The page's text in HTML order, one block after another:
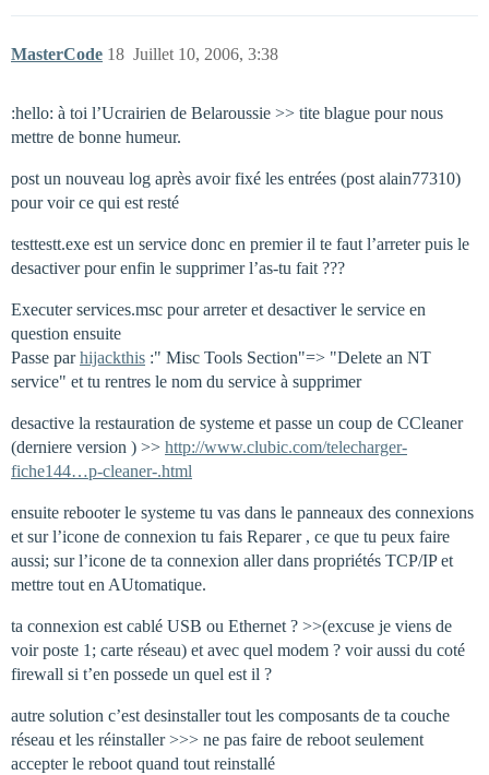
MasterCode Juillet 10, 2006, 3:38
18
:hello: à toi l’Ucrairien de Belaroussie >> tite blague pour nous
mettre de bonne humeur.
post un nouveau log après avoir fixé les entrées (post alain77310)
pour voir ce qui est resté
testtestt.exe est un service donc en premier il te faut l’arreter puis le
desactiver pour enfin le supprimer l’as-tu fait ???
Executer services.msc pour arreter et desactiver le service en
question ensuite
Passe parhijackthis :" Misc Tools Section"=> "Delete an NT
service" et tu rentres le nom du service à supprimer
desactive la restauration de systeme et passe un coup de CCleaner
(derniere version ) >> http://www.clubic.com/telecharger-
fiche144…p-cleaner-.html
ensuite rebooter le systeme tu vas dans le panneaux des connexions
et sur l’icone de connexion tu fais Reparer , ce que tu peux faire
aussi; sur l’icone de ta connexion aller dans propriétés TCP/IP et
mettre tout en AUtomatique.
ta connexion est cablé USB ou Ethernet ? >>(excuse je viens de
voir poste 1; carte réseau) et avec quel modem ? voir aussi du coté
firewall si t’en possede un quel est il ?
autre solution c’est desinstaller tout les composants de ta couche
réseau et les réinstaller >>> ne pas faire de reboot seulement
accepter le reboot quand tout reinstallé